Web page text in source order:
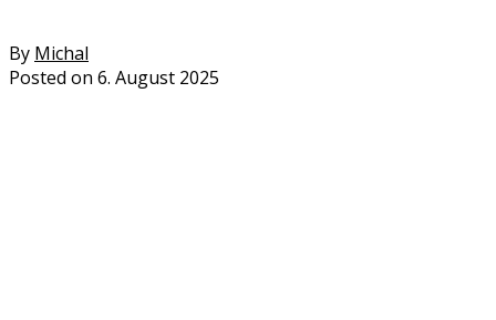
By Michal
Posted on 6. August 2025